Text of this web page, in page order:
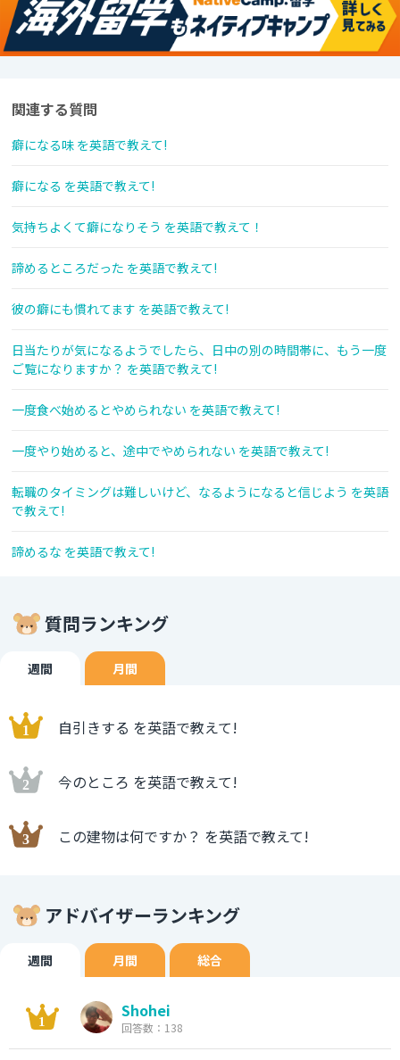
関連する質問
癖になる味 を英語で教えて!
癖になる を英語で教えて!
気持ちよくて癖になりそう を英語で教えて！
諦めるところだった を英語で教えて!
彼の癖にも慣れてます を英語で教えて!
日当たりが気になるようでしたら、日中の別の時間帯に、もう一度
ご覧になりますか？ を英語で教えて!
一度食べ始めるとやめられない を英語で教えて!
一度やり始めると、途中でやめられない を英語で教えて!
転職のタイミングは難しいけど、なるようになると信じよう を英語
で教えて!
諦めるな を英語で教えて!
質問ランキング
週間 月間
自引きする を英語で教えて!
今のところ を英語で教えて!
この建物は何ですか？ を英語で教えて!
アドバイザーランキング
週間 月間 総合
Shohei
回答数：138